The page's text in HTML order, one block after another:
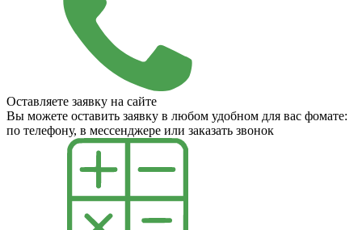
Оставляете заявку на сайте
Вы можете оставить заявку в любом удобном для вас фомате:
по телефону, в мессенджере или заказать звонок